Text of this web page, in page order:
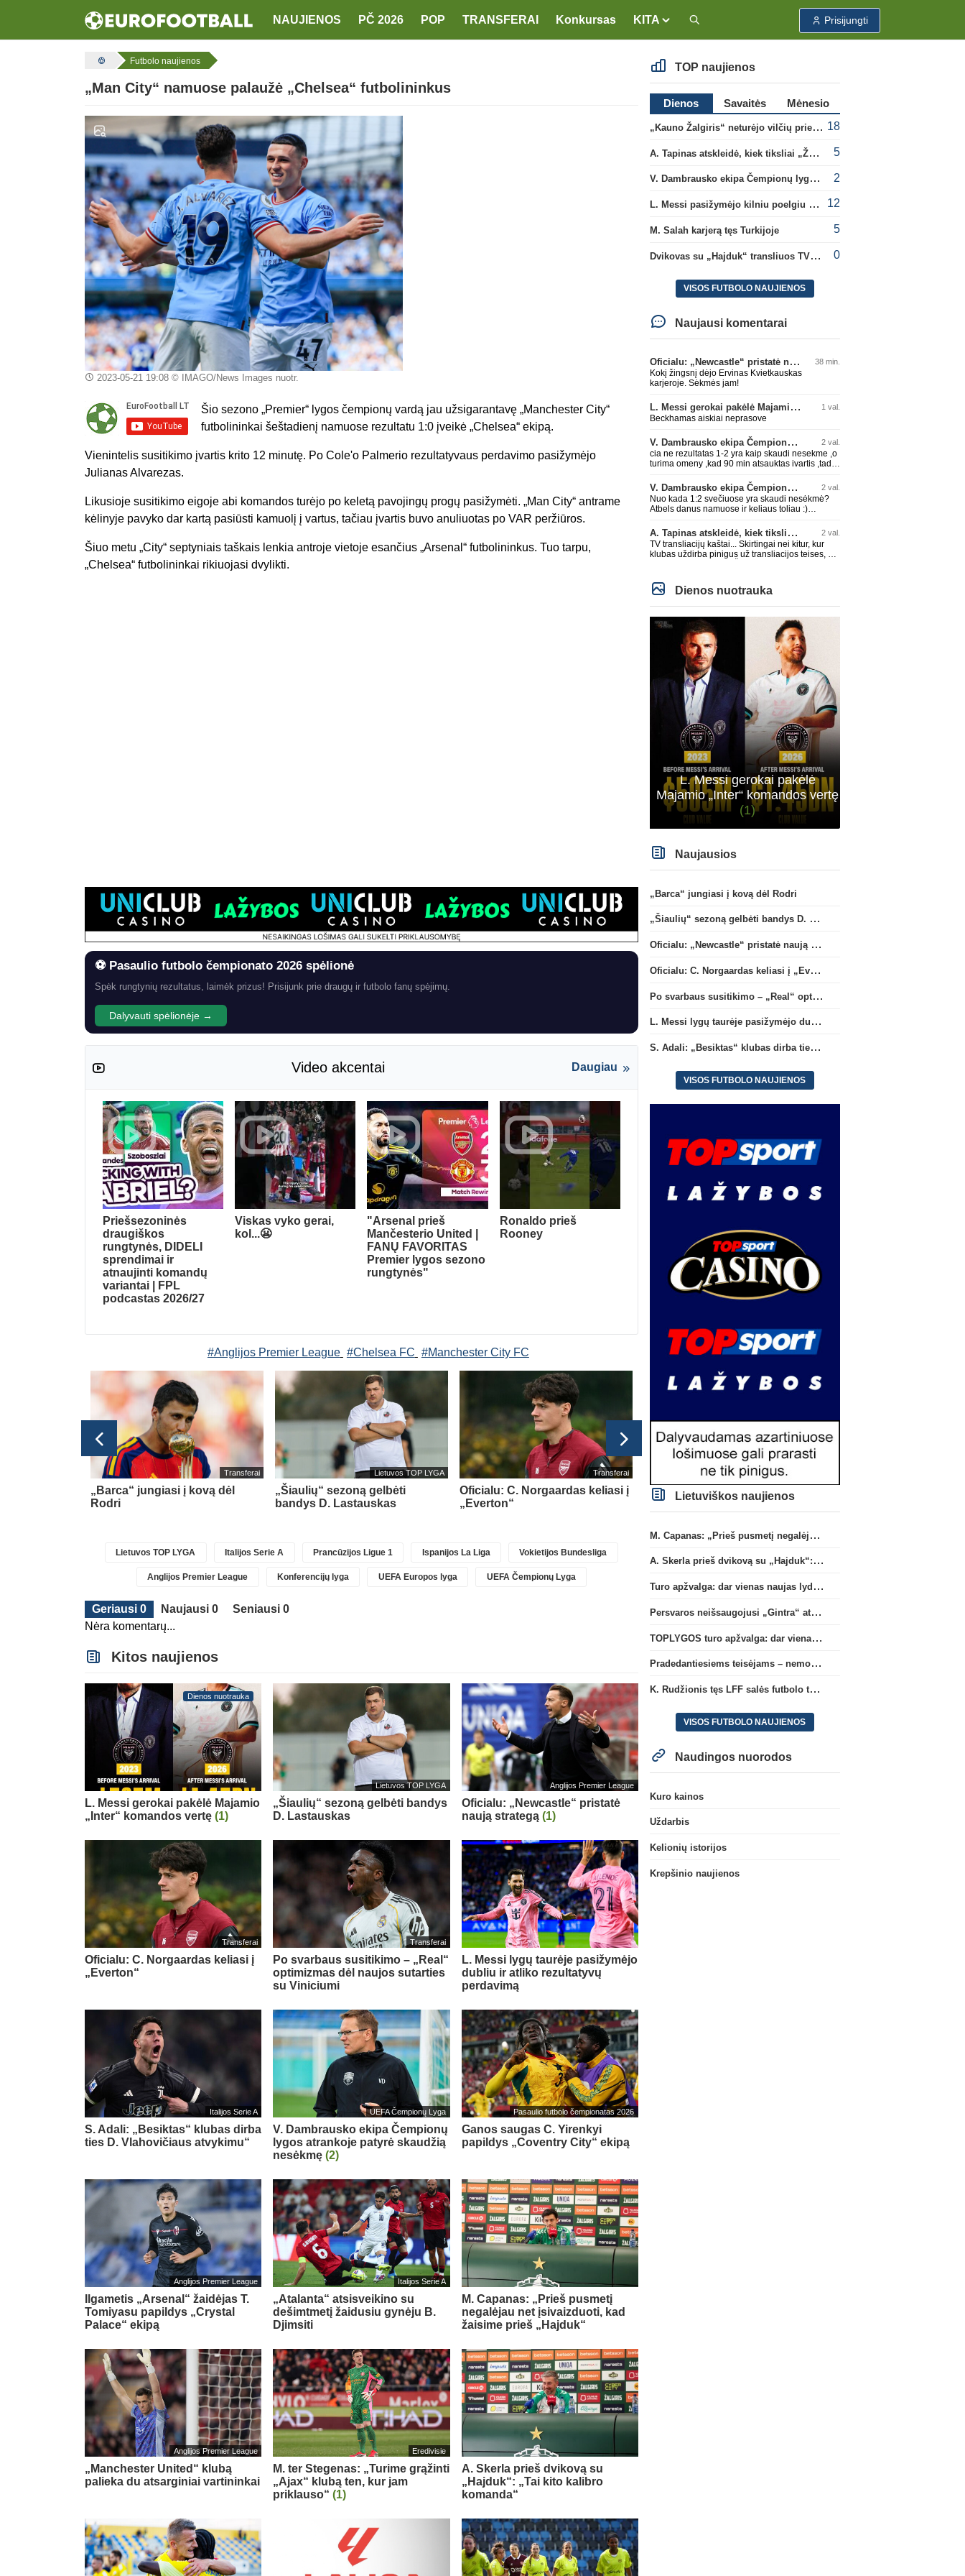
NAUJIENOS PČ 2026 POP TRANSFERAI Konkursas KITA Prisijungti
Futbolo naujienos
„Man City“ namuose palaužė „Chelsea“ futbolininkus
2023-05-21 19:08© IMAGO/News Images nuotr.
Šio sezono „Premier“ lygos čempionų vardą jau užsigarantavę „Manchester City“
futbolininkai šeštadienį namuose rezultatu 1:0 įveikė „Chelsea“ ekipą.
Vienintelis susitikimo įvartis krito 12 minutę. Po Cole'o Palmerio rezultatyvaus perdavimo pasižymėjo
Julianas Alvarezas.
Likusioje susitikimo eigoje abi komandos turėjo po keletą pavojingų progų pasižymėti. „Man City“ antrame
kėlinyje pavyko dar kartą pasiūsti kamuolį į vartus, tačiau įvartis buvo anuliuotas po VAR peržiūros.
Šiuo metu „City“ septyniais taškais lenkia antroje vietoje esančius „Arsenal“ futbolininkus. Tuo tarpu,
„Chelsea“ futbolininkai rikiuojasi dvylikti.
⚽ Pasaulio futbolo čempionato 2026 spėlionė
Spėk rungtynių rezultatus, laimėk prizus! Prisijunk prie draugų ir futbolo fanų spėjimų.
Dalyvauti spėlionėje →
Video akcentai Daugiau
Priešsezoninės
draugiškos
rungtynės, DIDELI
sprendimai ir
atnaujinti komandų
variantai | FPL
podcastas 2026/27
Viskas vyko gerai,
kol...😬
"Arsenal prieš
Mančesterio United |
FANŲ FAVORITAS
Premier lygos sezono
rungtynės"
Ronaldo prieš
Rooney
#Anglijos Premier League #Chelsea FC #Manchester City FC
Transferai
„Barca“ jungiasi į kovą dėl
Rodri
Lietuvos TOP LYGA
„Šiaulių“ sezoną gelbėti
bandys D. Lastauskas
Transferai
Oficialu: C. Norgaardas keliasi į
„Everton“
Transferai
Po svarbaus susitikimo –
„Real“ optimizmas dėl naujos
sutarties su Viniciumi
rezultatyvų perdavimą
Lietuvos TOP LYGA Italijos Serie A Prancūzijos Ligue 1 Ispanijos La Liga Vokietijos Bundesliga
Anglijos Premier League Konferencijų lyga UEFA Europos lyga UEFA Čempionų Lyga
Geriausi 0 Naujausi 0
Seniausi 0
Nėra komentarų...
Kitos naujienos
Dienos nuotrauka
L. Messi gerokai pakėlė Majamio
„Inter“ komandos vertę (1)
Lietuvos TOP LYGA
„Šiaulių“ sezoną gelbėti bandys
D. Lastauskas
Anglijos Premier League
Oficialu: „Newcastle“ pristatė
naują strategą (1)
Transferai
Oficialu: C. Norgaardas keliasi į
„Everton“
Transferai
Po svarbaus susitikimo – „Real“
optimizmas dėl naujos sutarties
su Viniciumi
L. Messi lygų taurėje pasižymėjo
dubliu ir atliko rezultatyvų
perdavimą
Italijos Serie A
S. Adali: „Besiktas“ klubas dirba
ties D. Vlahovičiaus atvykimu“
UEFA Čempionų Lyga
V. Dambrausko ekipa Čempionų
lygos atrankoje patyrė skaudžią
nesėkmę(2)
Pasaulio futbolo čempionatas 2026
Ganos saugas C. Yirenkyi
papildys „Coventry City“ ekipą
Anglijos Premier League
Ilgametis „Arsenal“ žaidėjas T.
Tomiyasu papildys „Crystal
Palace“ ekipą
Italijos Serie A
„Atalanta“ atsisveikino su
dešimtmetį žaidusiu gynėju B.
Djimsiti
M. Capanas: „Prieš pusmetį
negalėjau net įsivaizduoti, kad
žaisime prieš „Hajduk“
Anglijos Premier League
„Manchester United“ klubą
palieka du atsarginiai vartininkai
Eredivisie
M. ter Stegenas: „Turime grąžinti
„Ajax“ klubą ten, kur jam
priklauso“(1)
A. Skerla prieš dvikovą su
„Hajduk“: „Tai kito kalibro
komanda“
TOP naujienos
Dienos Savaitės
Mėnesio
„Kauno Žalgiris“ neturėjo vilčių prieš „Dinamo“ 18
A. Tapinas atskleidė, kiek tiksliai „Žalgiris“ jau uždirbo iš UEFA premijų 5
V. Dambrausko ekipa Čempionų lygos atrankoje patyrė skaudžią nesėkmę 2
L. Messi pasižymėjo kilniu poelgiu dėl kilusių gaisrų Madride 12
M. Salah karjerą tęs Turkijoje 5
Dvikovas su „Hajduk“ transliuos TV3, paskutinėje transliacijoje – nauji rekordai 0
VISOS FUTBOLO NAUJIENOS
Naujausi komentarai
Oficialu: „Newcastle“ pristatė naują strategą 38 min.
Kokį žingsnį dėjo Ervinas Kvietkauskas
karjeroje. Sėkmės jam!
L. Messi gerokai pakėlė Majamio „Inter“ komandos vertę 1 val.
Beckhamas aiskiai neprasove
V. Dambrausko ekipa Čempionų lygos atrankoje patyrė skaudžią nesėkmę 2 val.
cia ne rezultatas 1-2 yra kaip skaudi nesekme ,o
turima omeny ,kad 90 min atsauktas ivartis ,tada
V. Dambrausko ekipa Čempionų lygos atrankoje patyrė skaudžią nesėkmę 2 val.
Nuo kada 1:2 svečiuose yra skaudi nesėkmė?
Atbels danus namuose ir keliaus toliau :)
A. Tapinas atskleidė, kiek tiksliai „Žalgiris“ jau uždirbo iš UEFA premijų 2 val.
TV transliacijų kaštai... Skirtingai nei kitur, kur
klubas uždirba pinigus už transliacijos teises, ŽV
Dienos nuotrauka
L. Messi gerokai pakėlė
Majamio „Inter“ komandos vertę
(1)
Naujausios
„Barca“ jungiasi į kovą dėl Rodri
„Šiaulių“ sezoną gelbėti bandys D. Lastauskas
Oficialu: „Newcastle“ pristatė naują strategą
Oficialu: C. Norgaardas keliasi į „Everton“
Po svarbaus susitikimo – „Real“ optimizmas dėl naujos sutarties su Viniciumi
L. Messi lygų taurėje pasižymėjo dubliu ir atliko rezultatyvų perdavimą
S. Adali: „Besiktas“ klubas dirba ties D. Vlahovičiaus atvykimu“
VISOS FUTBOLO NAUJIENOS
Lietuviškos naujienos
M. Capanas: „Prieš pusmetį negalėjau net įsivaizduoti, kad žaisime prieš „Hajduk“
A. Skerla prieš dvikovą su „Hajduk“: „Tai kito kalibro komanda“
Turo apžvalga: dar vienas naujas lyderis
Persvaros neišsaugojusi „Gintra“ atrankos pusfinalyje nusileido Škotijos čempionėms
TOPLYGOS turo apžvalga: dar vienas naujas lyderis
Pradedantiesiems teisėjams – nemokamas seminaras Vilniuje šį penktadienį
K. Rudžionis tęs LFF salės futbolo techninio direktoriaus veiklą
VISOS FUTBOLO NAUJIENOS
Naudingos nuorodos
Kuro kainos
Uždarbis
Kelionių istorijos
Krepšinio naujienos